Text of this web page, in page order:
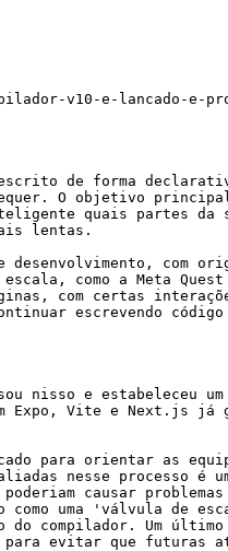
v10-e-lancado-e-
escrito de forma
O objetivo
quais partes da
lentas.
com
como a Meta
com certas
escrevendo
nisso e estabeleceu
Expo, Vite e Next.js já
para orientar as
nesse processo é
causar problemas
como uma 'válvula de
compilador. Um
para evitar que futuras